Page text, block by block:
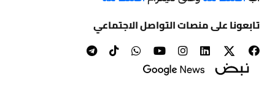
تابعونا على منصات التواصل الاجتماعي